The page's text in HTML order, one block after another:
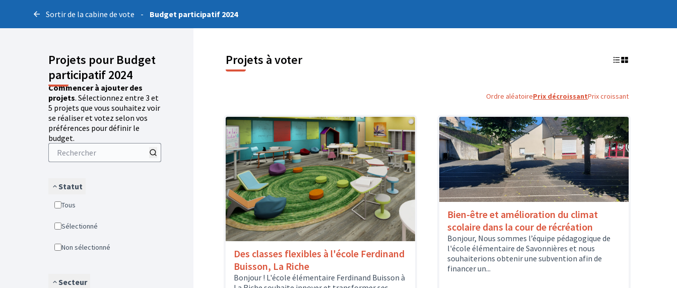
Sortir de la cabine de vote - Budget participatif 2024
Projets pour Budget
participatif 2024
Commencer à ajouter des
projets. Sélectionnez entre 3 et
5 projets que vous souhaitez voir
se réaliser et votez selon vos
préférences pour définir le
budget.
Statut
Tous
Sélectionné
Non sélectionné
Secteur
Projets à voter
Ordre aléatoirePrix décroissantPrix croissant
Des classes flexibles à l'école Ferdinand
Buisson, La Riche
Bonjour ! L'école élémentaire Ferdinand Buisson à
Bien-être et amélioration du climat
scolaire dans la cour de récréation
Bonjour, Nous sommes l’équipe pédagogique de
l'école élémentaire de Savonnières et nous
souhaiterions obtenir une subvention afin de
financer un...